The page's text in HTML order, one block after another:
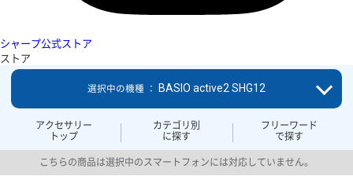
シャープ公式ストア
ストア
アクセサリー
トップ
カテゴリ別
に探す
フリーワード
で探す
選択中の機種 ： BASIO active2 SHG12
こちらの商品は選択中のスマートフォンには対応していません。